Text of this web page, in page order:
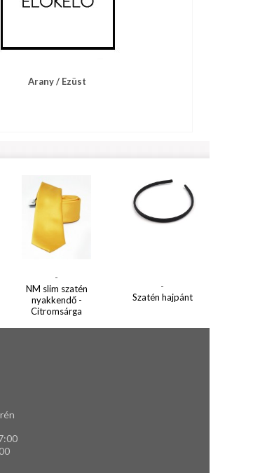
Arany / Ezüst
-
NM slim szatén
nyakkendő -
Citromsárga
-
Szatén hajpánt